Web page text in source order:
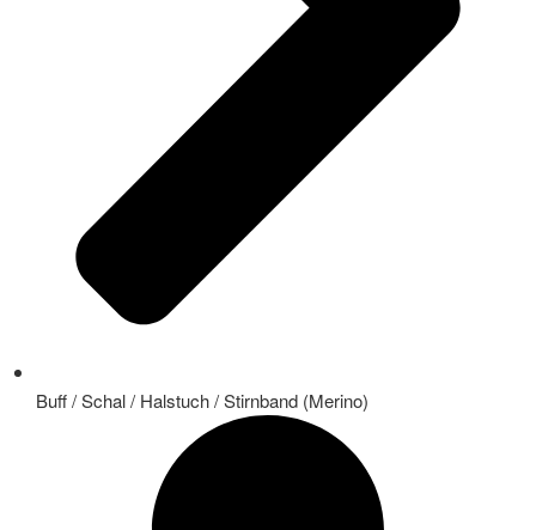
Buff / Schal / Halstuch / Stirnband (Merino)